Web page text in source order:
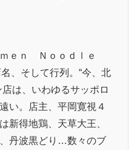
ｍｅｎ Ｎｏｏｄｌｅ
、そして行列。“今、北
は、いわゆるサッポロ
い。店主、平岡寛視４
新得地鶏、天草大王、
丹波黒どり…数々のブ